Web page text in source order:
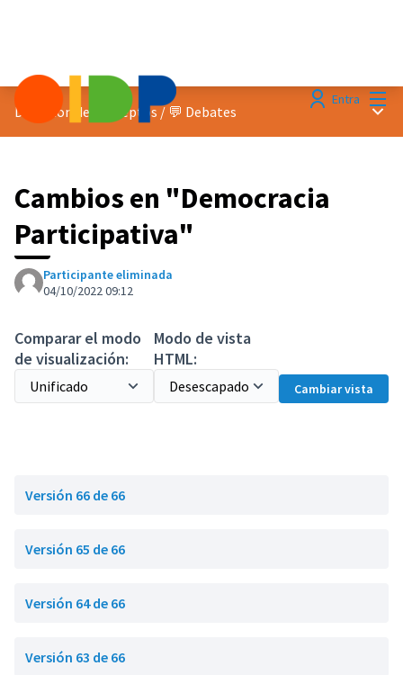
Entra
Discusion de conceptos/ 💬 Debates
Cambios en "Democracia
Participativa"
Participante eliminada
04/10/2022 09:12
Comparar el modo
de visualización:
Modo de vista
HTML:
Cambiar vista
Versión 66 de 66
Versión 65 de 66
Versión 64 de 66
Versión 63 de 66